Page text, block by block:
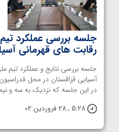
جلسه بررسی عملکرد
رقابت های قهرمانی
جلسه بررسی نتایج و عملکرد تیم
آسیایی قزاقستان در محل
در این جلسه که نزدیک به سه و
5:28 , 28 فروردین 02